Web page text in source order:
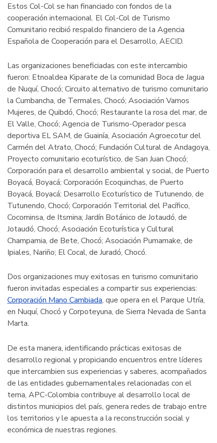
Estos Col-Col se han financiado con fondos de la
cooperación internacional. El Col-Col de Turismo
Comunitario recibió respaldo financiero de la Agencia
Española de Cooperación para el Desarrollo, AECID.
Las organizaciones beneficiadas con este intercambio
fueron: Etnoaldea Kiparate de la comunidad Boca de Jagua
de Nuquí, Chocó; Circuito alternativo de turismo comunitario
la Cumbancha, de Termales, Chocó; Asociación Vamos
Mujeres, de Quibdó, Chocó; Restaurante la rosa del mar, de
El Valle, Chocó; Agencia de Turismo-Operador pesca
deportiva EL SAM, de Guainía, Asociación Agroecotur del
Carmén del Atrato, Chocó; Fundación Cultural de Andagoya,
Proyecto comunitario ecoturístico, de San Juan Chocó;
Corporación para el desarrollo ambiental y social, de Puerto
Boyacá, Boyacá; Corporación Ecoquinchas, de Puerto
Boyacá, Boyacá; Desarrollo Ecoturístico de Tutunendo, de
Tutunendo, Chocó; Corporación Territorial del Pacífico,
Cocominsa, de Itsmina; Jardín Botánico de Jotaudó, de
Jotaudó, Chocó; Asociación Ecoturística y Cultural
Champamia, de Bete, Chocó; Asociación Pumamake, de
Ipiales, Nariño; El Cocal, de Juradó, Chocó.
Dos organizaciones muy exitosas en turismo comunitario
fueron invitadas especiales a compartir sus experiencias:
Corporación Mano Cambiada, que opera en el Parque Utría,
en Nuquí, Chocó y Corpoteyuna, de Sierra Nevada de Santa
Marta.
De esta manera, identificando prácticas exitosas de
desarrollo regional y propiciando encuentros entre líderes
que intercambien sus experiencias y saberes, acompañados
de las entidades gubernamentales relacionadas con el
tema, APC-Colombia contribuye al desarrollo local de
distintos municipios del país, genera redes de trabajo entre
los territorios y le apuesta a la reconstrucción social y
económica de nuestras regiones.